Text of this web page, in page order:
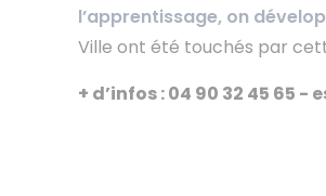
l’apprentissage, on
Ville ont été touchés par
+ d’infos : 04 90 32 45 65 -